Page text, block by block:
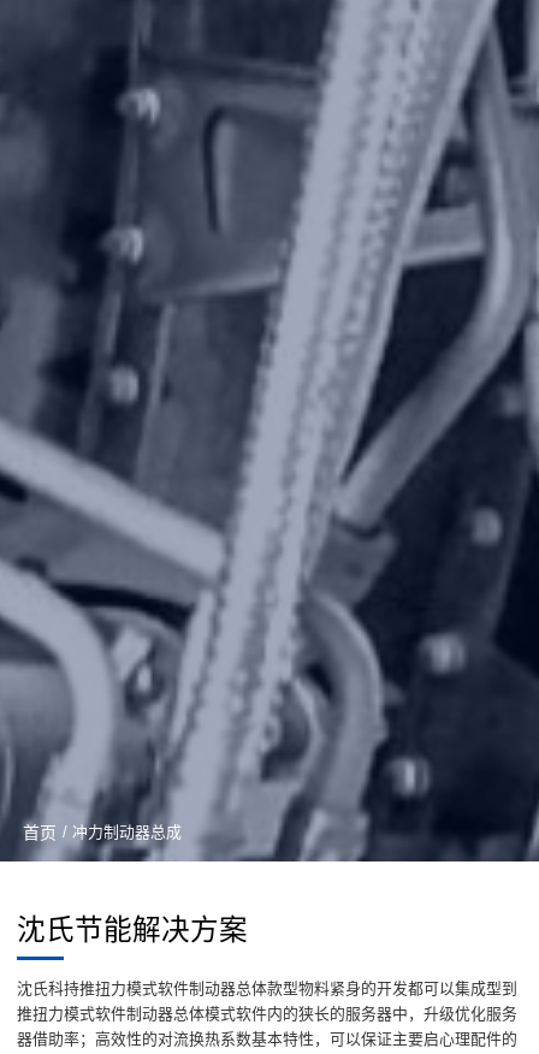
首页 / 冲力制动器总成
沈氏节能解决方案
沈氏科持推扭力模式软件制动器总体款型物料紧身的开发都可以集成型到
推扭力模式软件制动器总体模式软件内的狭长的服务器中，升级优化服务
器借助率；高效性的对流换热系数基本特性，可以保证主要启心理配件的